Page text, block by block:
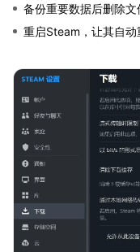
备份重要数据后删除文
重启Steam，让其自